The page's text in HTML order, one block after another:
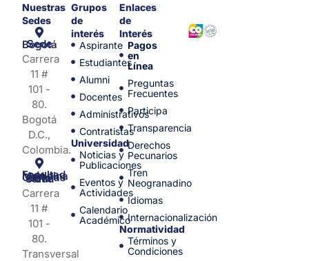
Nuestras
Sedes
Sede Bogotá
Carrera
11 #
101 -
80.
Bogotá
D.C.,
Colombia.
Facultad de Medicina y Ciencias de la Salud
Carrera
11 #
101 -
80.
Transversal
Grupos
de
interés
Aspirante
Estudiantes
Alumni
Docentes
Administrativos
Contratistas
Universidad
Noticias y
Publicaciones
Eventos y
Actividades
Calendario
Académico
Enlaces
de
Interés
Pagos
en
Línea
Preguntas
Frecuentes
Participa
Transparencia
Derechos
Pecunarios
Tren
Neogranadino
Idiomas
Internacionalización
Normatividad
Términos y
Condiciones